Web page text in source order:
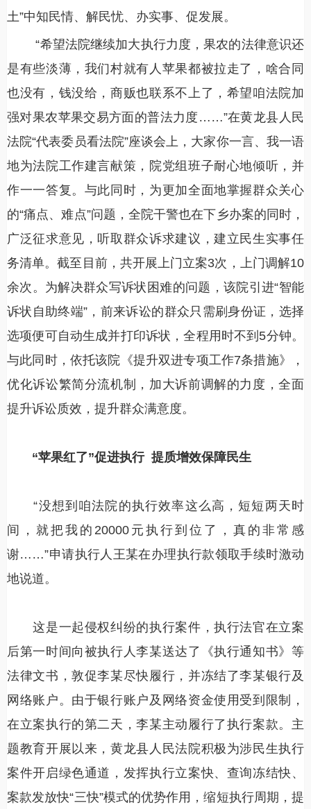
土”中知民情、解民忧、办实事、促发展。
“希望法院继续加大执行力度，果农的法律意识还
是有些淡薄，我们村就有人苹果都被拉走了，啥合同
也没有，钱没给，商贩也联系不上了，希望咱法院加
强对果农苹果交易方面的普法力度……”在黄龙县人民
法院“代表委员看法院”座谈会上，大家你一言、我一语
地为法院工作建言献策，院党组班子耐心地倾听，并
作一一答复。与此同时，为更加全面地掌握群众关心
的“痛点、难点”问题，全院干警也在下乡办案的同时，
广泛征求意见，听取群众诉求建议，建立民生实事任
务清单。截至目前，共开展上门立案3次，上门调解10
余次。为解决群众写诉状困难的问题，该院引进“智能
诉状自助终端”，前来诉讼的群众只需刷身份证，选择
选项便可自动生成并打印诉状，全程用时不到5分钟。
与此同时，依托该院《提升双进专项工作7条措施》，
优化诉讼繁简分流机制，加大诉前调解的力度，全面
提升诉讼质效，提升群众满意度。
“苹果红了”促进执行 提质增效保障民生
“没想到咱法院的执行效率这么高，短短两天时
间，就把我的20000元执行到位了，真的非常感
谢……”申请执行人王某在办理执行款领取手续时激动
地说道。
这是一起侵权纠纷的执行案件，执行法官在立案
后第一时间向被执行人李某送达了《执行通知书》等
法律文书，敦促李某尽快履行，并冻结了李某银行及
网络账户。由于银行账户及网络资金使用受到限制，
在立案执行的第二天，李某主动履行了执行案款。主
题教育开展以来，黄龙县人民法院积极为涉民生执行
案件开启绿色通道，发挥执行立案快、查询冻结快、
案款发放快“三快”模式的优势作用，缩短执行周期，提